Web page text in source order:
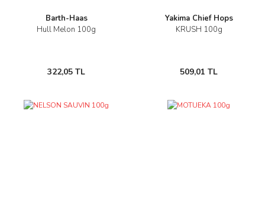
Barth-Haas
Hull Melon 100g
322,05 TL
Yakima Chief Hops
KRUSH 100g
509,01 TL